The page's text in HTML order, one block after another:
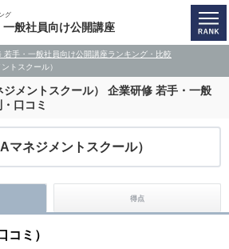
グ
般社員向け公開講座
若手・一般社員向け公開講座ランキング・比較
トスクール）
メントスクール）
企業研修 若手・一般
口コミ
マネジメントスクール）
得点
コミ）